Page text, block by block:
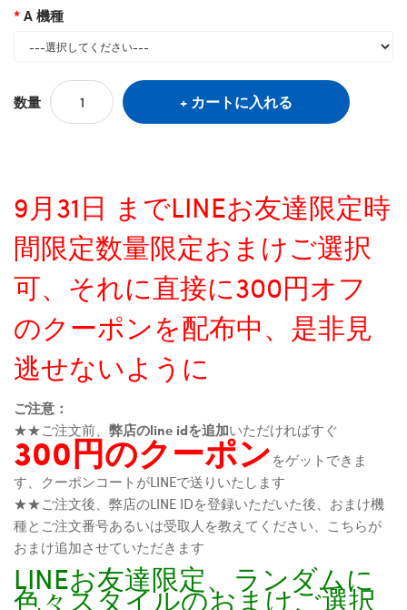
A 機種
数量 カートに入れる
9月31日 までLINEお友達限定時
間限定数量限定おまけご選択
可、それに直接に300円オフ
のクーポンを配布中、是非見
逃せないように
ご注意：
★★ご注文前、 弊店のline idを追加いただければすぐ
300円のクーポンをゲットできま
す、クーポンコートがLINEで送りいたします
★★ご注文後、弊店のLINE IDを登録いただいた後、おまけ機
種とご注文番号あるいは受取人を教えてください、こちらが
おまけ追加させていただきます
LINEお友達限定、ランダムに
色々スタイルのおまけご選択